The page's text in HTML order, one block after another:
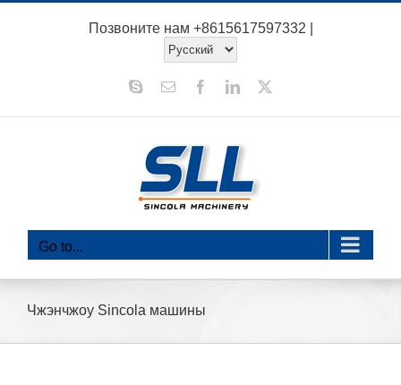
Позвоните нам +8615617597332
СкайпЭлектронная
ФейсбукLinkedIn
Go to...
Чжэнчжоу Sincola машины